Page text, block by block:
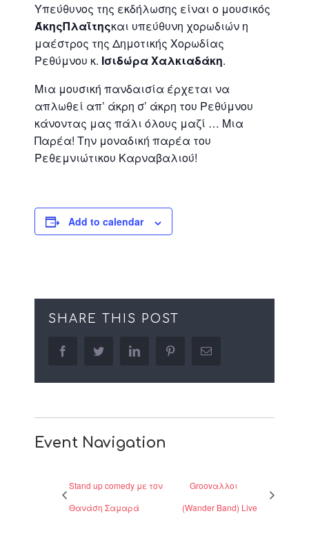
Υπεύθυνος της εκδήλωσης είναι ο μουσικός
ΆκηςΠλαΐτηςκαι υπεύθυνη χορωδιών η
μαέστρος της Δημοτικής Χορωδίας
Ρεθύμνου κ. Ισιδώρα Χαλκιαδάκη.
Μια μουσική πανδαισία έρχεται να
απλωθεί απ’ άκρη σ’ άκρη του Ρεθύμνου
κάνοντας μας πάλι όλους μαζί … Μια
Παρέα! Την μοναδική παρέα του
Ρεθεμνιώτικου Καρναβαλιού!
Add to calendar
SHARE THIS POST
facebooktwitter linkedin pinterestEmail
Event Navigation
Stand up comedy με τον
Θανάση Σαμαρά
Groovαλλοι
(Wander Band) Live